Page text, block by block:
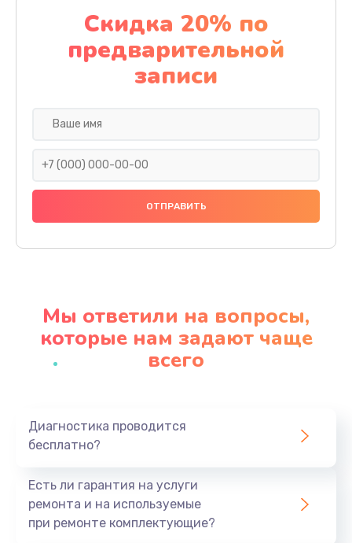
Замена стекла
1100 руб.
Заказать
Замена разъема питания
600 руб.
Заказать
Ремонт мультиконтроллера
Замена кнопки включения
Заказать
Скидка 20% по
предварительной
записи
Мы ответили на вопросы,
которые нам задают чаще
всего
Диагностика проводится
бесплатно?
Есть ли гарантия на услуги
ремонта и на используемые
при ремонте комплектующие?